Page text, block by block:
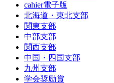
cahier電子版
北海道・東北支部
関東支部
中部支部
関西支部
中国・四国支部
九州支部
学会奨励賞